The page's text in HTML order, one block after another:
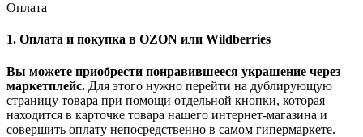
Оплата
1. Оплата и покупка в OZON или Wildberries
Вы можете приобрести понравившееся украшение через
маркетплейс. Для этого нужно перейти на дублирующую
страницу товара при помощи отдельной кнопки, которая
находится в карточке товара нашего интернет-магазина и
совершить оплату непосредственно в самом гипермаркете.